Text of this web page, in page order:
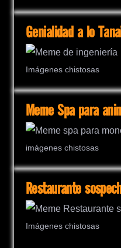
Genialidad a lo
Imágenes chistosas
Meme Spa para
imágenes chistosas
Restaurante
Imágenes chistosas